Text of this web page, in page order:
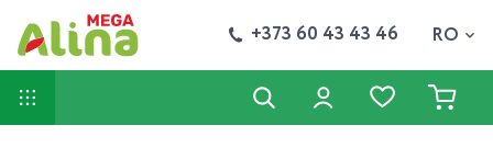
+373 60 43 43 46 RO